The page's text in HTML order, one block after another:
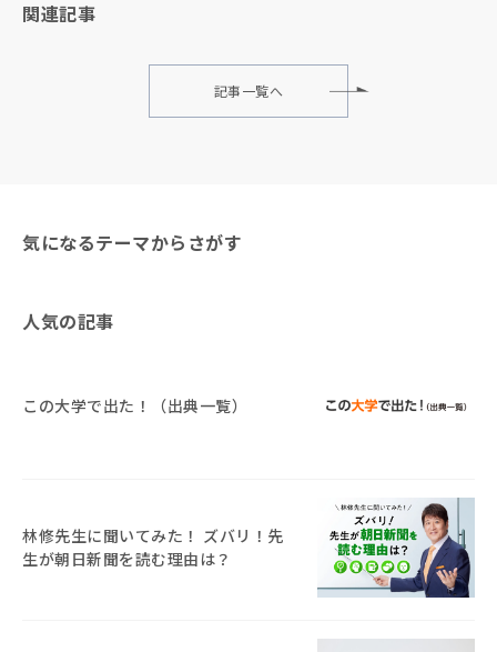
関連記事
記事一覧へ
気になるテーマからさがす
人気の記事
この大学で出た！（出典一覧）
林修先生に聞いてみた！ ズバリ！先
生が朝日新聞を読む理由は？